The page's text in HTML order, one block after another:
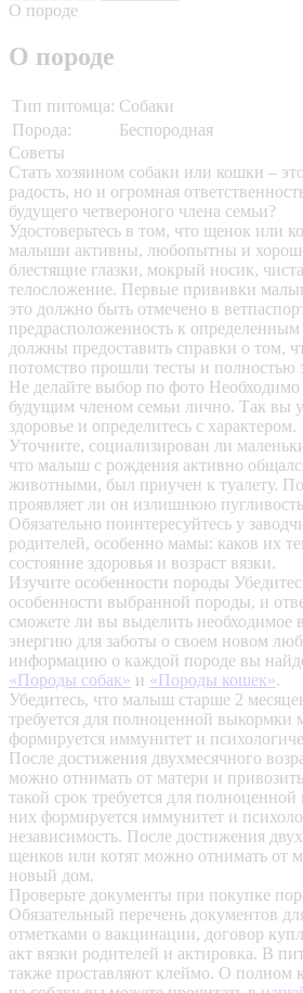
О породе
О породе
Тип питомца: Собаки
Порода:
Беспородная
Советы
Стать хозяином собаки или кошки –
радость, но и огромная
будущего четвероного члена семьи?
Удостоверьтесь в том, что щенок или
малыши активны, любопытны и
блестящие глазки, мокрый носик,
телосложение. Первые прививки
это должно быть отмечено в
предрасположенность к
должны предоставить справки о том,
потомство прошли тесты и полностью
Не делайте выбор по фото Необходимо
будущим членом семьи лично. Так вы
здоровье и определитесь с характером.
Уточните, социализирован ли
что малыш с рождения активно
животными, был приучен к туалету.
проявляет ли он излишнюю
Обязательно поинтересуйтесь у
родителей, особенно мамы: каков их
состояние здоровья и возраст вязки.
Изучите особенности породы
особенности выбранной породы, и
сможете ли вы выделить необходимое
энергию для заботы о своем новом
информацию о каждой породе вы
«Породы собак» и «Породы кошек».
Убедитесь, что малыш старше 2
требуется для полноценной
формируется иммунитет и
После достижения двухмесячного
можно отнимать от матери и
такой срок требуется для
них формируется иммунитет и
независимость. После достижения
щенков или котят можно отнимать от
новый дом.
Проверьте документы при покупке
Обязательный перечень документов
отметками о вакцинации, договор
акт вязки родителей и актировка. В
также проставляют клеймо. О полном